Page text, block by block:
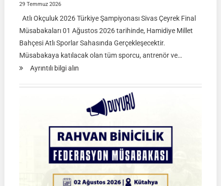
29 Temmuz 2026
Atlı Okçuluk 2026 Türkiye Şampiyonası Sivas Çeyrek Final
Müsabakaları 01 Ağustos 2026 tarihinde, Hamidiye Millet
Bahçesi Atlı Sporlar Sahasında Gerçekleşecektir.
Müsabakaya katılacak olan tüm sporcu, antrenör ve…
Ayrıntılı bilgi alın:
2026
Türkiye
Şampiyonası
Final
|